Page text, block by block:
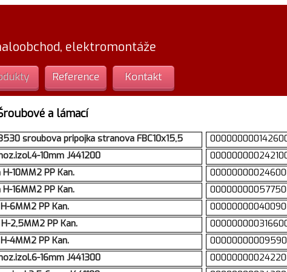
elektromontáže
Reference Kontakt
a lámací
sroubova pripojka stranova FBC10x15,5
10mm J441200
10MM2 PP Kan.
16MM2 PP Kan.
6MM2 PP Kan.
2,5MM2 PP Kan.
4MM2 PP Kan.
16mm J441300